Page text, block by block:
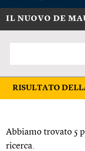
IL NUOVO DE
RISULTATO
Abbiamo trovato 5
ricerca.